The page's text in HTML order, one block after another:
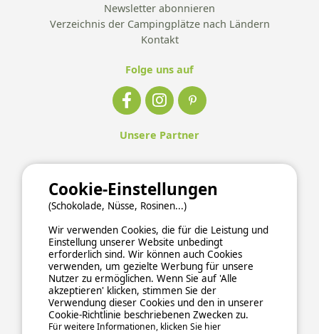
Newsletter abonnieren
Verzeichnis der Campingplätze nach Ländern
Kontakt
Folge uns auf
Unsere Partner
Cookie-Einstellungen
(Schokolade, Nüsse, Rosinen...)
Wir verwenden Cookies, die für die Leistung und
Einstellung unserer Website unbedingt
erforderlich sind. Wir können auch Cookies
verwenden, um gezielte Werbung für unsere
Nutzer zu ermöglichen. Wenn Sie auf 'Alle
akzeptieren' klicken, stimmen Sie der
Verwendung dieser Cookies und den in unserer
Cookie-Richtlinie beschriebenen Zwecken zu.
Für weitere Informationen, klicken Sie hier